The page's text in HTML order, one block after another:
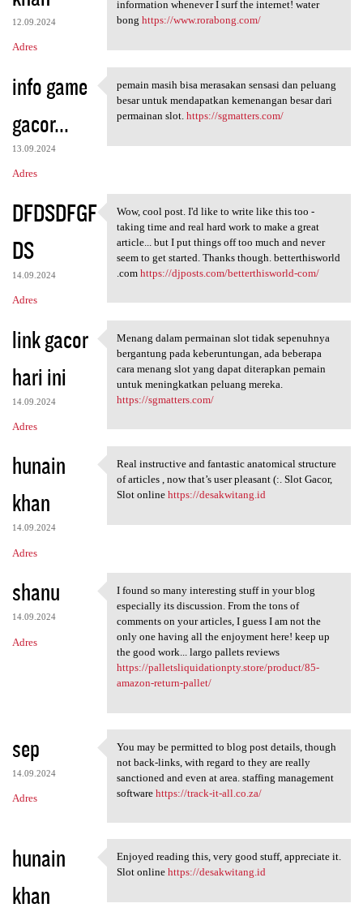
12.09.2024
Adres
information whenever I surf the internet! water
bong https://www.rorabong.com/
info game
gacor...
13.09.2024
Adres
pemain masih bisa merasakan
pemain masih bisa merasakan sensasi dan peluang
besar untuk mendapatkan kemenangan besar dari
permainan slot. https://sgmatters.com/
DFDSDFGF
DS
14.09.2024
Adres
Wow, cool post. I'd like to
Wow, cool post. I'd like to write like this too -
taking time and real hard work to make a great
article... but I put things off too much and never
seem to get started. Thanks though. betterthisworld
.com https://djposts.com/betterthisworld-com/
link gacor
hari ini
14.09.2024
Adres
Menang dalam permainan slot
Menang dalam permainan slot tidak sepenuhnya
bergantung pada keberuntungan, ada beberapa
cara menang slot yang dapat diterapkan pemain
untuk meningkatkan peluang mereka.
https://sgmatters.com/
hunain
khan
14.09.2024
Adres
Real instructive and
Real instructive and fantastic anatomical structure
of articles , now that’s user pleasant (:. Slot Gacor,
Slot online https://desakwitang.id
shanu
14.09.2024
Adres
I found so many interesting
I found so many interesting stuff in your blog
especially its discussion. From the tons of
comments on your articles, I guess I am not the
only one having all the enjoyment here! keep up
the good work... largo pallets reviews
https://palletsliquidationpty.store/product/85-
amazon-return-pallet/
sep
14.09.2024
Adres
You may be permitted to blog
You may be permitted to blog post details, though
not back-links, with regard to they are really
sanctioned and even at area. staffing management
software https://track-it-all.co.za/
hunain
khan
Enjoyed reading this, very
Enjoyed reading this, very good stuff, appreciate it.
Slot online https://desakwitang.id